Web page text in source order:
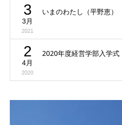
3
3月
2021
いまのわたし（平野恵）
2
4月
2020
2020年度経営学部入学